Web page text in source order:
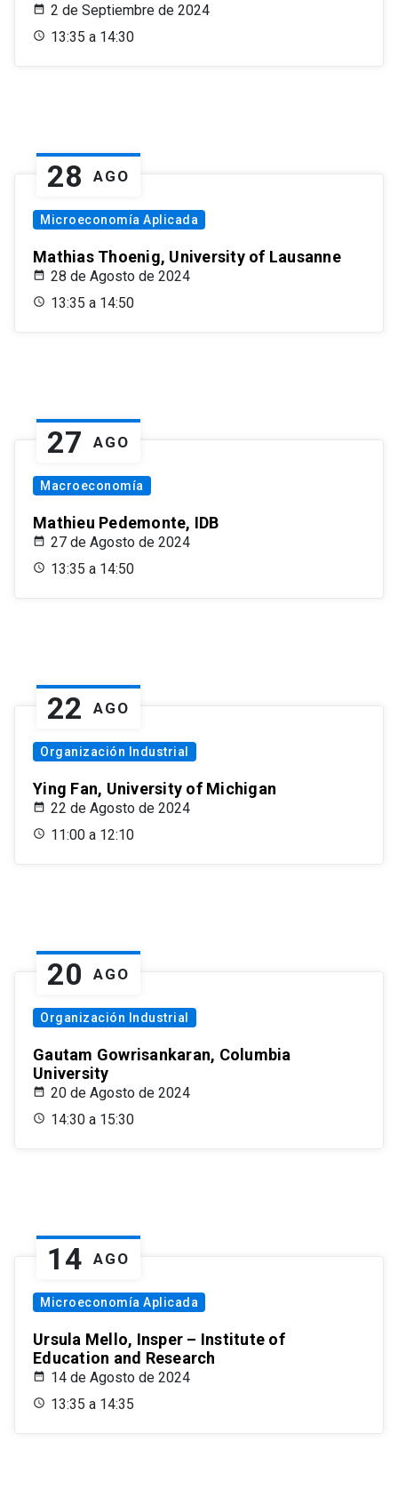
2 de Septiembre de 2024
13:35 a 14:30
28 AGO
Microeconomía Aplicada
Mathias Thoenig, University of Lausanne
28 de Agosto de 2024
13:35 a 14:50
27 AGO
Macroeconomía
Mathieu Pedemonte, IDB
27 de Agosto de 2024
13:35 a 14:50
22 AGO
Organización Industrial
Ying Fan, University of Michigan
22 de Agosto de 2024
11:00 a 12:10
20 AGO
Organización Industrial
Gautam Gowrisankaran, Columbia
University
20 de Agosto de 2024
14:30 a 15:30
14 AGO
Microeconomía Aplicada
Ursula Mello, Insper – Institute of
Education and Research
14 de Agosto de 2024
13:35 a 14:35